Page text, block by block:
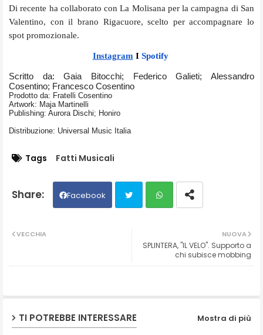
Di recente ha collaborato con La Molisana per la campagna di San
Valentino, con il brano Rigacuore, scelto per accompagnare lo
spot promozionale.
Instagram I Spotify
Scritto da: Gaia Bitocchi; Federico Galieti; Alessandro
Cosentino; Francesco Cosentino
Prodotto da: Fratelli Cosentino
Artwork: Maja Martinelli
Publishing: Aurora Dischi; Honiro
Distribuzione: Universal Music Italia
Tags Fatti Musicali
Facebook
ats
NUOVA
SPLINTERA, "IL VELO". Supporto a
chi subisce mobbing
VECCHIA
TI POTREBBE INTERESSARE Mostra di più